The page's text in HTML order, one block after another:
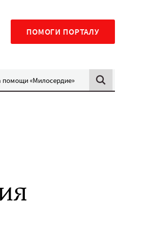
ПОМОГИ ПОРТАЛУ
помощи «Милосердие»